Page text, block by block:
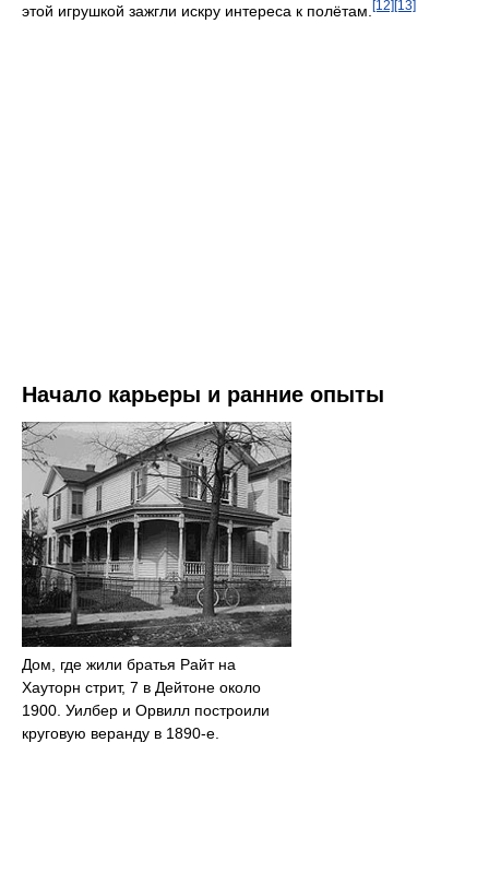
этой игрушкой зажгли искру интереса к полётам. [12] [13]
Начало карьеры и ранние опыты
Дом, где жили братья Райт на
Хауторн стрит, 7 в Дейтоне около
1900. Уилбер и Орвилл построили
круговую веранду в 1890-е.